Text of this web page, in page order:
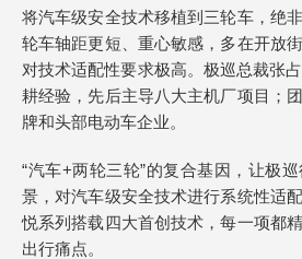
将汽车级安全技术移植到三轮车，绝
轮车轴距更短、重心敏感，多在开放
对技术适配性要求极高。极巡总裁张
耕经验，先后主导八大主机厂项目；
牌和头部电动车企业。
“汽车+两轮三轮”的复合基因，让极
景，对汽车级安全技术进行系统性适
悦系列搭载四大首创技术，每一项都
出行痛点。